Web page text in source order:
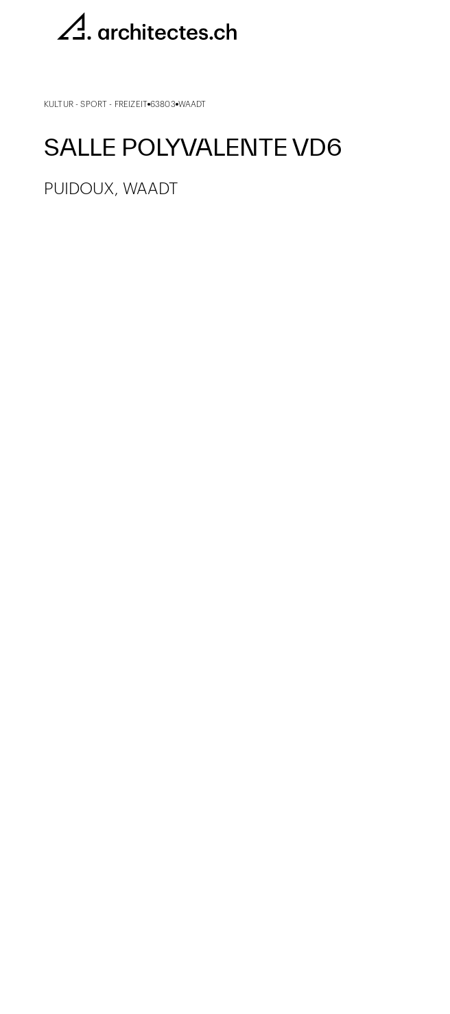
KULTUR - SPORT - FREIZEIT 63803 WAADT
SALLE POLYVALENTE VD6
PUIDOUX, WAADT